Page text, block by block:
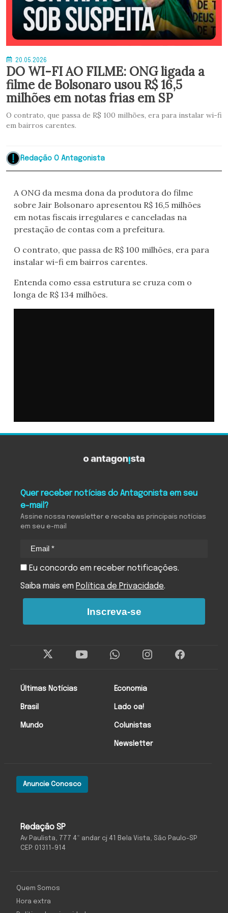
20.05.2026
DO WI-FI AO FILME: ONG ligada a
filme de Bolsonaro usou R$ 16,5
milhões em notas frias em SP
O contrato, que passa de R$ 100 milhões, era para instalar wi-fi
em bairros carentes.
Redação O Antagonista
A ONG da mesma dona da produtora do filme
sobre Jair Bolsonaro apresentou R$ 16,5 milhões
em notas fiscais irregulares e canceladas na
prestação de contas com a prefeitura.
O contrato, que passa de R$ 100 milhões, era para
instalar wi-fi em bairros carentes.
Entenda como essa estrutura se cruza com o
longa de R$ 134 milhões.
Redação SP
Av Paulista, 777 4º andar cj 41 Bela Vista, São Paulo-SP
CEP: 01311-914
Anuncie Conosco
Últimas Notícias
Brasil
Mundo
Economia
Lado oa!
Colunistas
Newsletter
Quer receber notícias do Antagonista em seu
e-mail?
Assine nossa newsletter e receba as principais notícias
em seu e-mail
Eu concordo em receber notificações.
Saiba mais em Política de Privacidade.
Inscreva-se
Quem Somos
Hora extra